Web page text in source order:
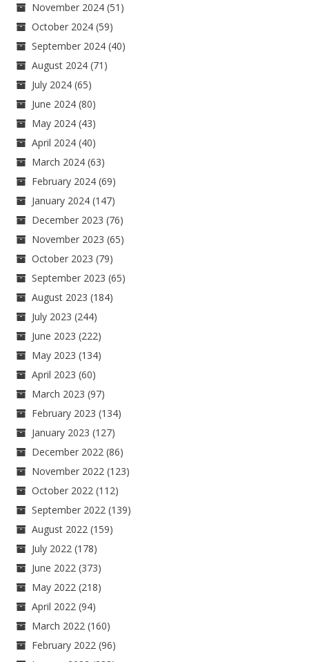
November 2024 (51)
October 2024 (59)
September 2024 (40)
August 2024 (71)
July 2024 (65)
June 2024 (80)
May 2024 (43)
April 2024 (40)
March 2024 (63)
February 2024 (69)
January 2024 (147)
December 2023 (76)
November 2023 (65)
October 2023 (79)
September 2023 (65)
August 2023 (184)
July 2023 (244)
June 2023 (222)
May 2023 (134)
April 2023 (60)
March 2023 (97)
February 2023 (134)
January 2023 (127)
December 2022 (86)
November 2022 (123)
October 2022 (112)
September 2022 (139)
August 2022 (159)
July 2022 (178)
June 2022 (373)
May 2022 (218)
April 2022 (94)
March 2022 (160)
February 2022 (96)